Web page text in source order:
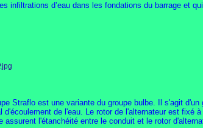
infiltrations d’eau dans les fondations du barrage et
Straflo est une variante du groupe bulbe. Il s'agit
d'écoulement de l'eau. Le rotor de l'alternateur est fixé
assurent l'étanchéité entre le conduit et le rotor